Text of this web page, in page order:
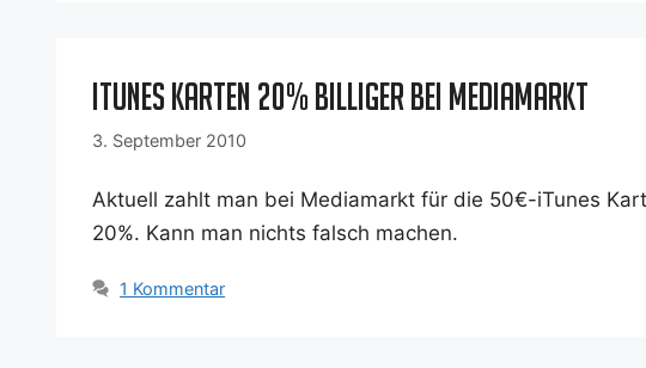
iTunes Karten 20% billiger bei Mediamarkt
3. September 2010
Aktu­ell zahlt man bei Media­markt für die 50€-iTunes
20%. Kann man nichts falsch machen.
1 Kommentar